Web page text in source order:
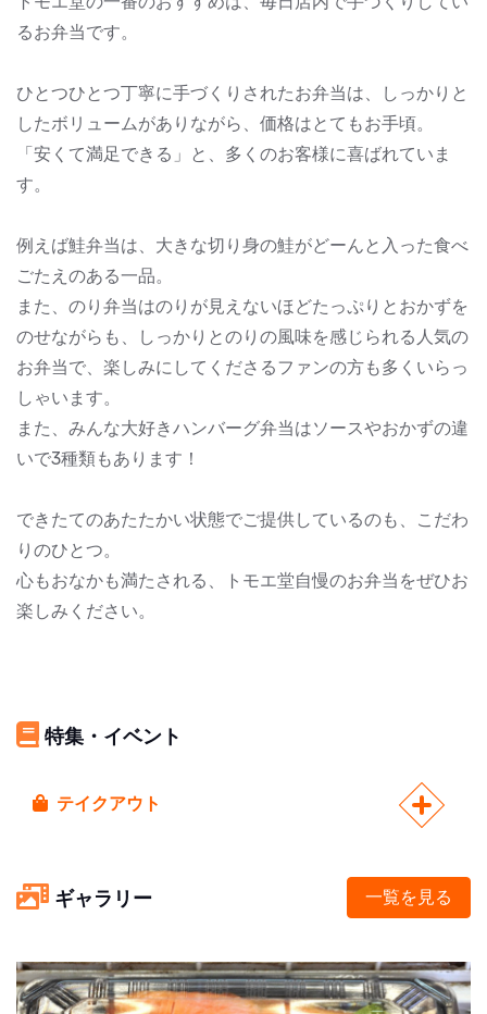
るお弁当です。
ひとつひとつ丁寧に手づくりされたお弁当は、しっかりと
したボリュームがありながら、価格はとてもお手頃。
「安くて満足できる」と、多くのお客様に喜ばれていま
す。
例えば鮭弁当は、大きな切り身の鮭がどーんと入った食べ
ごたえのある一品。
また、のり弁当はのりが見えないほどたっぷりとおかずを
のせながらも、しっかりとのりの風味を感じられる人気の
お弁当で、楽しみにしてくださるファンの方も多くいらっ
しゃいます。
また、みんな大好きハンバーグ弁当はソースやおかずの違
いで3種類もあります！
できたてのあたたかい状態でご提供しているのも、こだわ
りのひとつ。
心もおなかも満たされる、トモエ堂自慢のお弁当をぜひお
楽しみください。
特集・イベント
テイクアウト
ギャラリー 一覧を見る